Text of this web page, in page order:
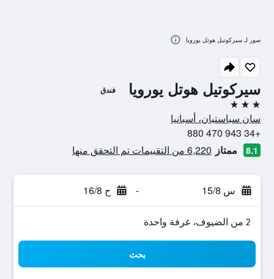
سيركوتيل هوتل يورويا فندق
3 نجوم
سان سباستيان، أسبانيا
+34 943 470 880
8.1 ممتاز 6,220 من التقييمات تم التحقق منها
س 15/8 - ح 16/8
2 من الضيوف، غرفة واحدة
بحث
صور لـ سيركوتيل هوتل يورويا